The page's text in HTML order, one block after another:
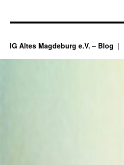
IG Altes Magdeburg e.V. – Blog